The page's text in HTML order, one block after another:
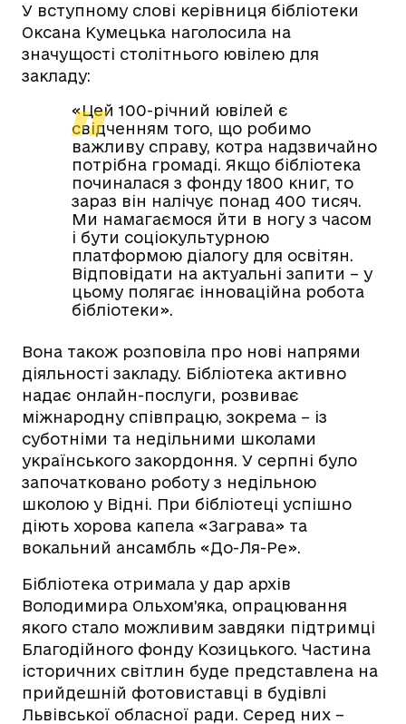
У вступному слові керівниця бібліотеки
Оксана Кумецька наголосила на
значущості столітнього ювілею для
закладу:
«Цей 100-річний ювілей є
свідченням того, що робимо
важливу справу, котра надзвичайно
потрібна громаді. Якщо бібліотека
починалася з фонду 1800 книг, то
зараз він налічує понад 400 тисяч.
Ми намагаємося йти в ногу з часом
і бути соціокультурною
платформою діалогу для освітян.
Відповідати на актуальні запити – у
цьому полягає інноваційна робота
бібліотеки».
Вона також розповіла про нові напрями
діяльності закладу. Бібліотека активно
надає онлайн-послуги, розвиває
міжнародну співпрацю, зокрема – із
суботніми та недільними школами
українського закордоння. У серпні було
започатковано роботу з недільною
школою у Відні. При бібліотеці успішно
діють хорова капела «Заграва» та
вокальний ансамбль «До-Ля-Ре».
Бібліотека отримала у дар архів
Володимира Ольхом’яка, опрацювання
якого стало можливим завдяки підтримці
Благодійного фонду Козицького. Частина
історичних світлин буде представлена на
прийдешній фотовиставці в будівлі
Львівської обласної ради. Серед них –